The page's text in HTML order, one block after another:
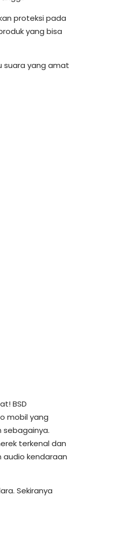
proteksi pada
yang bisa
suara yang amat
BSD
mobil yang
sebagainya.
terkenal dan
audio kendaraan
Sekiranya